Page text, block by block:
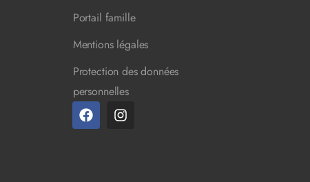
Portail famille
Mentions légales
Protection des données
personnelles